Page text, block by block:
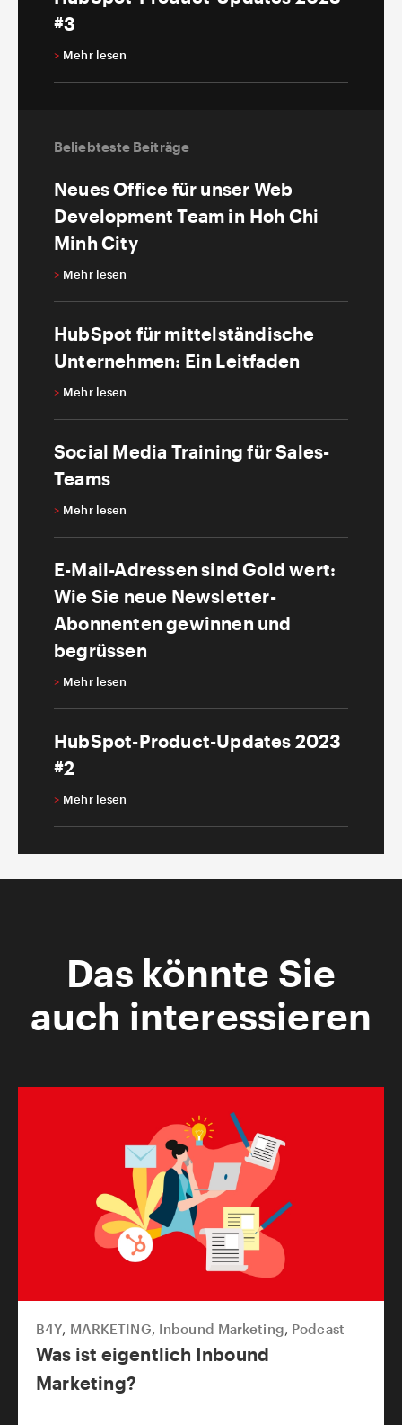
#3
> Mehr lesen
Beliebteste Beiträge
Neues Office für unser Web
Development Team in Hoh Chi
Minh City
> Mehr lesen
HubSpot für mittelständische
Unternehmen: Ein Leitfaden
> Mehr lesen
Social Media Training für Sales-
Teams
> Mehr lesen
E-Mail-Adressen sind Gold wert:
Wie Sie neue Newsletter-
Abonnenten gewinnen und
begrüssen
> Mehr lesen
HubSpot-Product-Updates 2023
#2
> Mehr lesen
Das könnte Sie
auch interessieren
B4Y, MARKETING, Inbound Marketing, Podcast
Was ist eigentlich Inbound
Marketing?